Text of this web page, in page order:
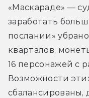
«Маскараде» —
заработать
послании»
кварталов,
16 персонажей с
Возможности
сбалансированы,